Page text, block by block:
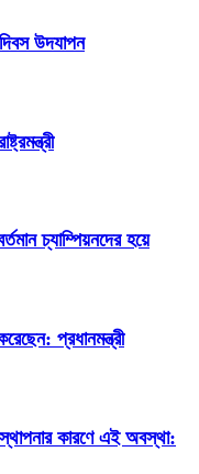
উদযাপন
চ্যাম্পিয়নদের হয়ে
প্রধানমন্ত্রী
কারণে এই অবস্থা: